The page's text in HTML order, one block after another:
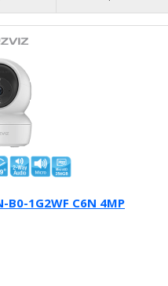
B0-1G2WF C6N 4MP